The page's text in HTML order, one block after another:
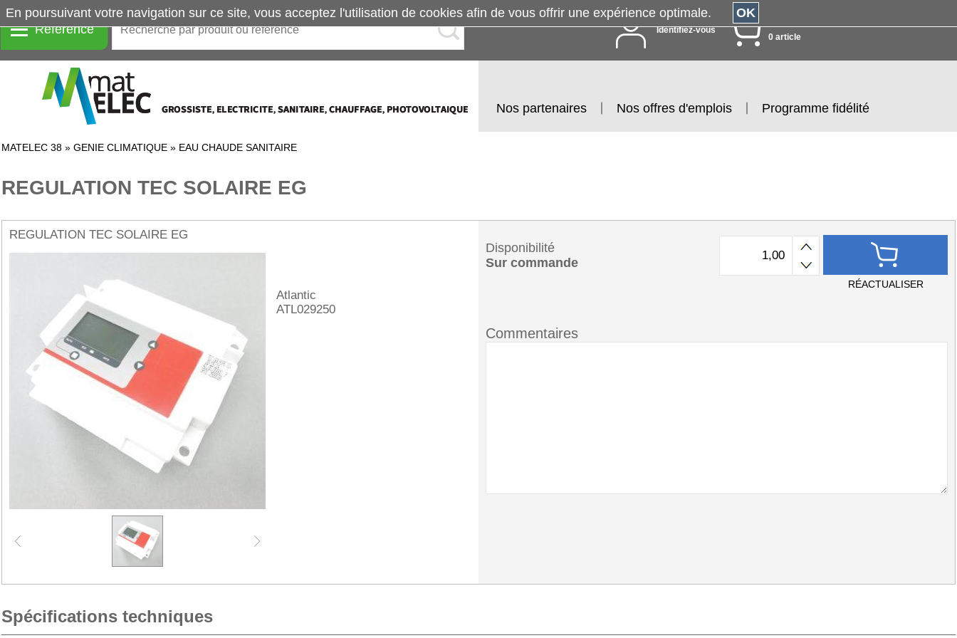
Référence Identifiez-vous
0 article
Nos partenaires Nos offres d'emplois Programme fidélité
MATELEC 38 » GENIE CLIMATIQUE » EAU CHAUDE SANITAIRE
REGULATION TEC SOLAIRE EG
REGULATION TEC SOLAIRE EG
Atlantic
ATL029250
Disponibilité
Sur commande
RÉACTUALISER
Commentaires
Spécifications techniques
En poursuivant votre navigation sur ce site, vous acceptez l'utilisation de cookies afin de vous offrir une expérience optimale. OK